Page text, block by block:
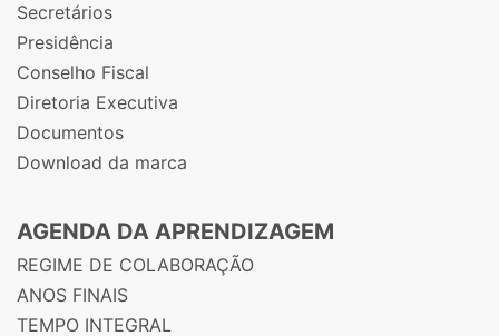
Secretários
Presidência
Conselho Fiscal
Diretoria Executiva
Documentos
Download da marca
AGENDA DA APRENDIZAGEM
REGIME DE COLABORAÇÃO
ANOS FINAIS
TEMPO INTEGRAL